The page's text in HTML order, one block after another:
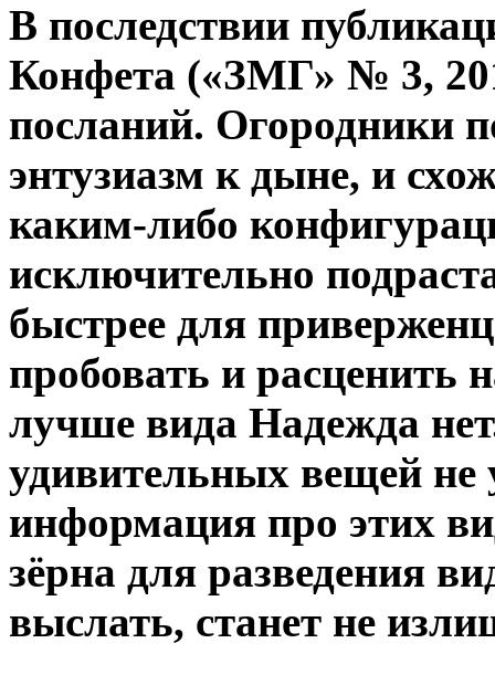
В последствии
Конфета («ЗМГ» № 3,
посланий. Огородники
энтузиазм к дыне, и
каким-либо
исключительно
быстрее для
пробовать и расценить
лучше вида Надежда
удивительных вещей
информация про этих
зёрна для разведения
выслать, станет не